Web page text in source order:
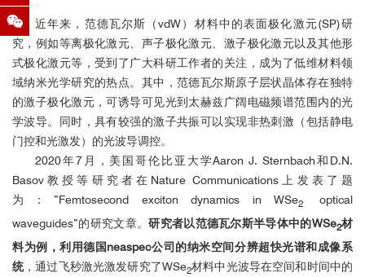
近年来，范德瓦尔斯（vdW）材料中的表面极化激元(SP)研
究，例如等离极化激元、声子极化激元、激子极化激元以及其他形
式极化激元等，受到了广大科研工作者的关注，成为了低维材料领
域纳米光学研究的热点。其中，范德瓦尔斯原子层状晶体存在独特
的激子极化激元，可诱导可见光到太赫兹广阔电磁频谱范围内的光
学波导。同时，具有较强的激子共振可以实现非热刺激（包括静电
门控和光激发）的光波导调控。
2020年7月，美国哥伦比亚大学Aaron J. Sternbach和D.N.
Basov教授等研究者在Nature Communications上发表了题
为：”Femtosecond exciton dynamics in WSe2
optical
waveguides”的研究文章。研究者以范德瓦尔斯半导体中的WSe2材
料为例，利用德国neaspec公司的纳米空间分辨超快光谱和成像系
统，通过飞秒激光激发研究了WSe2材料中光波导在空间和时间中的
●
● Z. Fei et al.,Nano Lett. 2016,16, 7842.
● A. Y. Nikitin et al.,Nat. Photonics2016,10, 239.
● G. X. Ni et al.,Nat. Photonics2016,10, 244.
● A. Woessner et al.,Nat. Commun.2016,7, 10783.
● Z. Fei et al., Nano Lett.2015,15, 8271.
● G. X. Ni et al.,Nat. Mater.2015,14 , 1217.
● E. Yoxall et al.,Nat. Photonics
Z. Fei et al., Nano Lett. 2015,15, 4973.
● M. D. Goldflam et al.,Nano Lett.2015,15, 4859.
● P. Li et al.,Nat. Commun.2015,5, 7507.
● S. Dai et al.,Nat. Nanotechnol.2015,10, 682.
● S. Dai et al.,Nat. Commun.2015,6, 6963.
● A. Woessner et al.,Nat. Mater.2014,14, 421.